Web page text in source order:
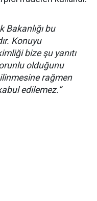
Bakanlığı bu
Konuyu
bize şu yanıtı
olduğunu
rağmen
edilemez.”